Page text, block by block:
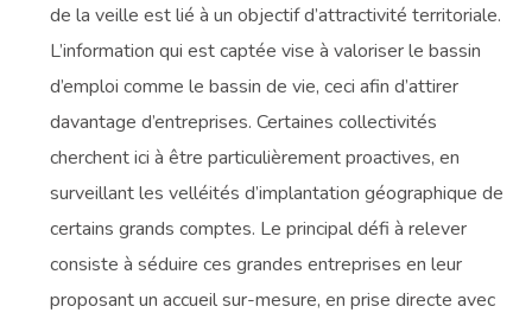
de la veille est lié à un objectif d’attractivité territoriale.
L’information qui est captée vise à valoriser le bassin
d’emploi comme le bassin de vie, ceci afin d’attirer
davantage d’entreprises. Certaines collectivités
cherchent ici à être particulièrement proactives, en
surveillant les velléités d’implantation géographique de
certains grands comptes. Le principal défi à relever
consiste à séduire ces grandes entreprises en leur
proposant un accueil sur-mesure, en prise directe avec